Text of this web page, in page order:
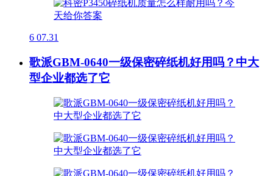
6 07.31
歌派GBM-0640一级保密碎纸机好用吗？中大
型企业都选了它